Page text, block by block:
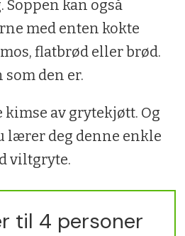
kan også
med enten kokte
flatbrød eller brød.
den er.
av grytekjøtt. Og
lærer deg denne enkle
viltgryte.
til 4 personer